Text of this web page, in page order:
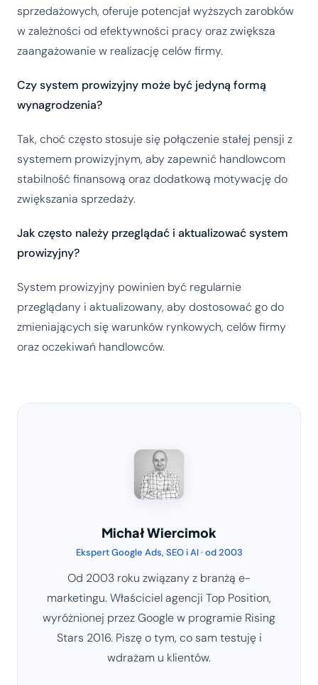
sprzedażowych, oferuje potencjał wyższych zarobków
w zależności od efektywności pracy oraz zwiększa
zaangażowanie w realizację celów firmy.
Czy system prowizyjny może być jedyną formą
wynagrodzenia?
Tak, choć często stosuje się połączenie stałej pensji z
systemem prowizyjnym, aby zapewnić handlowcom
stabilność finansową oraz dodatkową motywację do
zwiększania sprzedaży.
Jak często należy przeglądać i aktualizować system
prowizyjny?
System prowizyjny powinien być regularnie
przeglądany i aktualizowany, aby dostosować go do
zmieniających się warunków rynkowych, celów firmy
oraz oczekiwań handlowców.
Michał Wiercimok
Ekspert Google Ads, SEO i AI · od 2003
Od 2003 roku związany z branżą e-
marketingu. Właściciel agencji Top Position,
wyróżnionej przez Google w programie Rising
Stars 2016. Piszę o tym, co sam testuję i
wdrażam u klientów.